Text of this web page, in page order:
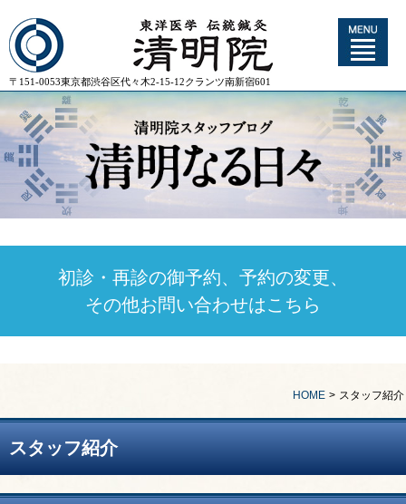
〒151-0053東京都渋谷区代々木2-15-12クランツ南新宿601
初診・再診の御予約、予約の変更、
その他お問い合わせはこちら
HOME > スタッフ紹介
スタッフ紹介